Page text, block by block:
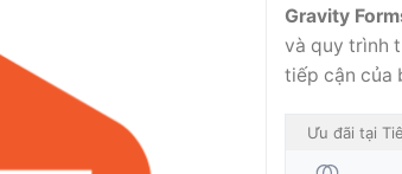
Gravity
và quy trình
tiếp cận của
Ưu đãi tại